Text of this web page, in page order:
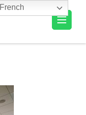
French